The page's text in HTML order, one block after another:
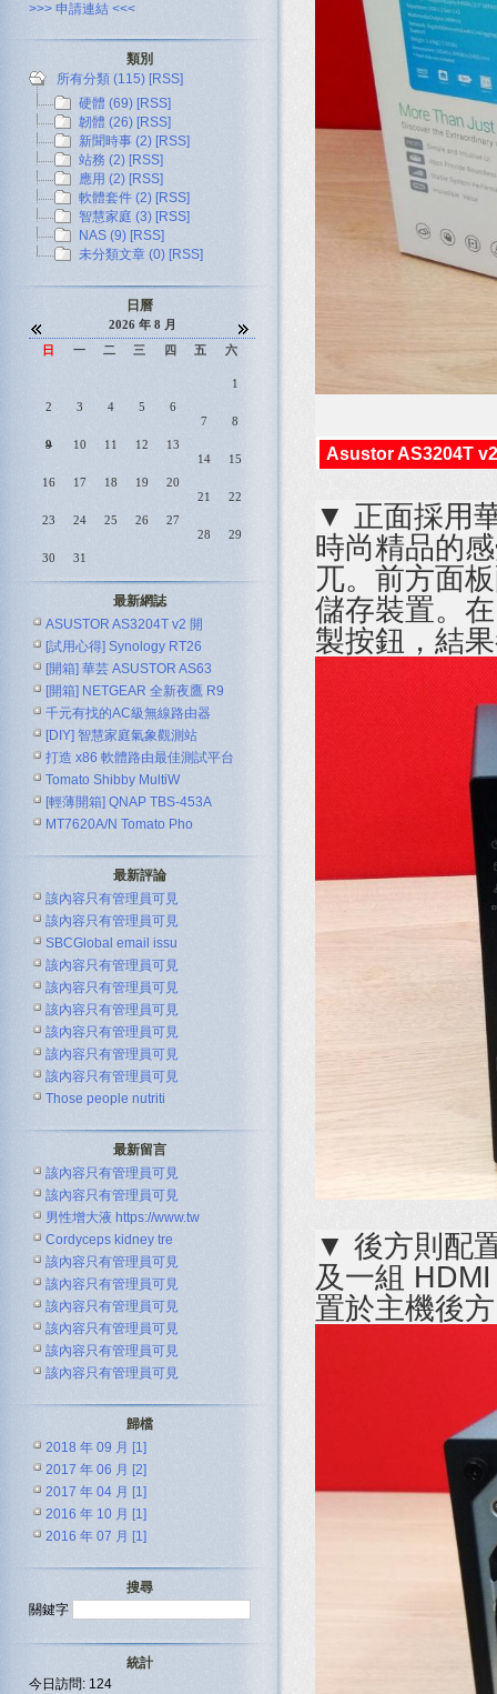
Asustor AS3204T
▼ 正面採用
時尚精品的
兀。前方面
儲存裝置。
製按鈕，結
▼ 後方則配
及一組
置於主機後
>>> 申請連結 <<<
類別
所有分類 (115) [RSS]
硬體 (69) [RSS]
韌體 (26) [RSS]
新聞時事 (2) [RSS]
站務 (2) [RSS]
應用 (2) [RSS]
軟體套件 (2) [RSS]
智慧家庭 (3) [RSS]
NAS (9) [RSS]
未分類文章 (0) [RSS]
日曆
2026 年 8 月
日
一 二 三 四 五 六
1
2
3 4 5
6
7
8
9
10 11 12
13
14
15
16
17 18 19
20
21
22
23
24 25 26
27
28
29
30
31
最新網誌
ASUSTOR AS3204T v2 開
[試用心得] Synology RT26
[開箱] 華芸 ASUSTOR AS63
[開箱] NETGEAR 全新夜鷹 R9
千元有找的AC級無線路由器
ASUS R
[DIY] 智慧家庭氣象觀測站
打造 x86 軟體路由最佳測試平台
Tomato Shibby MultiW
[輕薄開箱] QNAP TBS-453A
MT7620A/N Tomato Pho
最新評論
該內容只有管理員可見
該內容只有管理員可見
SBCGlobal email issu
該內容只有管理員可見
該內容只有管理員可見
該內容只有管理員可見
該內容只有管理員可見
該內容只有管理員可見
該內容只有管理員可見
Those people nutriti
最新留言
該內容只有管理員可見
該內容只有管理員可見
男性增大液 https://www.tw
Cordyceps kidney tre
該內容只有管理員可見
該內容只有管理員可見
該內容只有管理員可見
該內容只有管理員可見
該內容只有管理員可見
該內容只有管理員可見
歸檔
2018 年 09 月 [1]
2017 年 06 月 [2]
2017 年 04 月 [1]
2016 年 10 月 [1]
2016 年 07 月 [1]
搜尋
關鍵字
統計
今日訪問: 124